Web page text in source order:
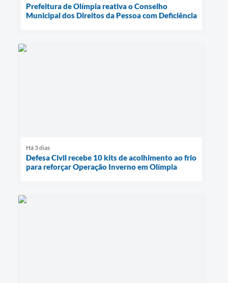
Prefeitura de Olímpia reativa o Conselho
Municipal dos Direitos da Pessoa com Deficiência
Há 3 dias
Defesa Civil recebe 10 kits de acolhimento ao frio
para reforçar Operação Inverno em Olímpia